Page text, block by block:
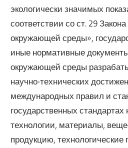
экологически значимых
соответствии со ст. 29
окружающей среды»,
иные нормативные
окружающей среды
научно-технических
международных правил и
государственных стандартах
технологии, материалы,
продукцию, технологические